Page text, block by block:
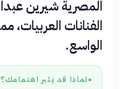
الفنانات العربيات،
الواسع.
● لماذا قد يثير اهتمامك؟